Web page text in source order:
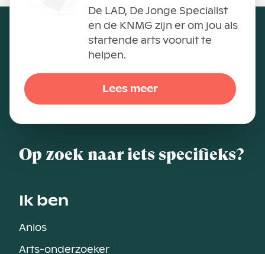
De LAD, De Jonge Specialist
en de KNMG zijn er om jou als
startende arts vooruit te
helpen.
Lees meer
Op zoek naar iets specifieks?
Ik ben
Anios
Arts-onderzoeker